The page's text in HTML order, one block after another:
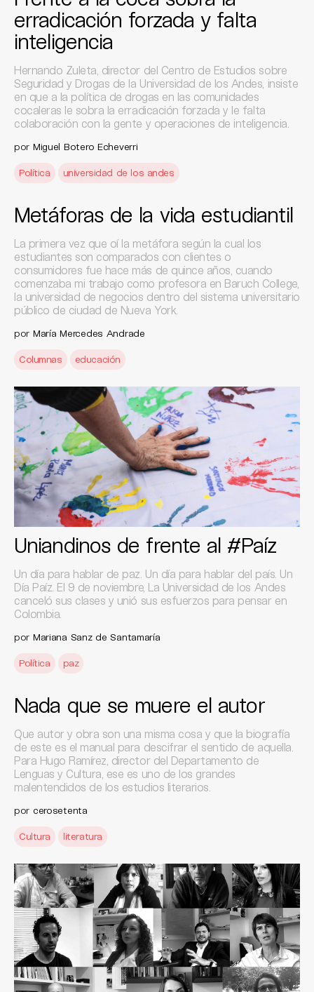
erradicación forzada y falta
inteligencia
Hernando Zuleta, director del Centro de Estudios sobre
Seguridad y Drogas de la Universidad de los Andes, insiste
en que a la política de drogas en las comunidades
cocaleras le sobra la erradicación forzada y le falta
colaboración con la gente y operaciones de inteligencia.
por Miguel Botero Echeverri
Política universidad de los andes
Metáforas de la vida estudiantil
La primera vez que oí la metáfora según la cual los
estudiantes son comparados con clientes o
consumidores fue hace más de quince años, cuando
comenzaba mi trabajo como profesora en Baruch College,
la universidad de negocios dentro del sistema universitario
público de ciudad de Nueva York.
por María Mercedes Andrade
Columnas educación
Uniandinos de frente al #Paíz
Un día para hablar de paz. Un día para hablar del país. Un
Día Paíz. El 9 de noviembre, La Universidad de los Andes
canceló sus clases y unió sus esfuerzos para pensar en
Colombia.
por Mariana Sanz de Santamaría
Política paz
Nada que se muere el autor
Que autor y obra son una misma cosa y que la biografía
de este es el manual para descifrar el sentido de aquella.
Para Hugo Ramírez, director del Departamento de
Lenguas y Cultura, ese es uno de los grandes
malentendidos de los estudios literarios.
por cerosetenta
Cultura literatura